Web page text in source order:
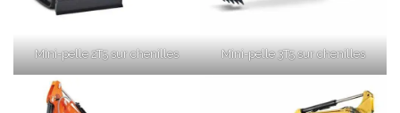
Mini-pelle 2T5 sur chenilles Mini-pelle 3T5 sur chenilles